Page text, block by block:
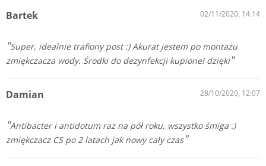
Bartek 02/11/2020, 14:14
Super, idealnie trafiony post :) Akurat jestem po montażu
zmiękczacza wody. Środki do dezynfekcji kupione! dzięki
Damian 28/10/2020, 12:07
Antibacter i antidotum raz na pół roku, wszystko śmiga :)
zmiękczacz CS po 2 latach jak nowy cały czas